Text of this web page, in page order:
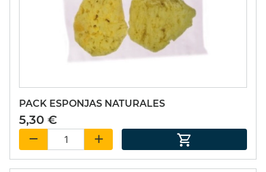
PACK ESPONJAS NATURALES
5,30 €